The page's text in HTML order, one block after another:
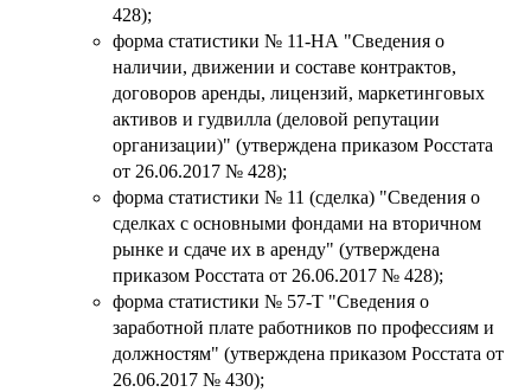
428);
форма статистики № 11-НА "Сведения о
наличии, движении и составе контрактов,
договоров аренды, лицензий, маркетинговых
активов и гудвилла (деловой репутации
организации)" (утверждена приказом Росстата
от 26.06.2017 № 428);
форма статистики № 11 (сделка) "Сведения о
сделках с основными фондами на вторичном
рынке и сдаче их в аренду" (утверждена
приказом Росстата от 26.06.2017 № 428);
форма статистики № 57-Т "Сведения о
заработной плате работников по профессиям и
должностям" (утверждена приказом Росстата от
26.06.2017 № 430);